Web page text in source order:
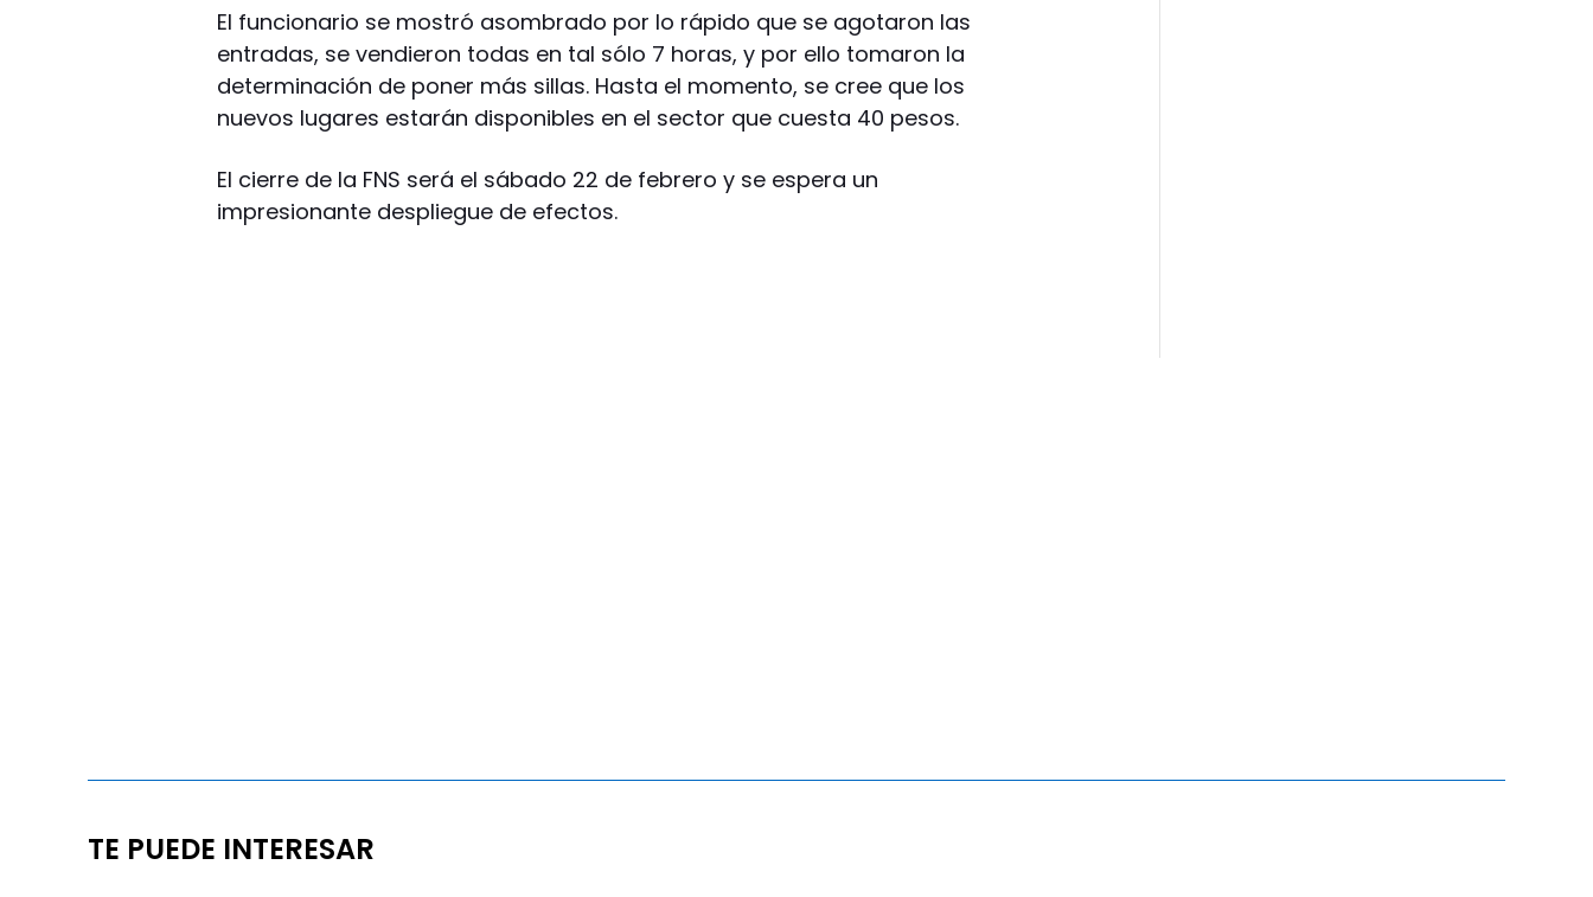
El funcionario se mostró asombrado por lo rápido que se agotaron las
entradas, se vendieron todas en tal sólo 7 horas, y por ello tomaron la
determinación de poner más sillas. Hasta el momento, se cree que los
nuevos lugares estarán disponibles en el sector que cuesta 40 pesos.
El cierre de la FNS será el sábado 22 de febrero y se espera un
impresionante despliegue de efectos.
TE PUEDE INTERESAR